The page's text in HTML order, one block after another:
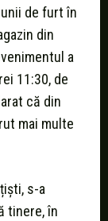
de furt în
din
a
11:30, de
că din
mai multe
s-a
tinere, în